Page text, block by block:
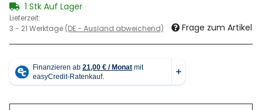
1 Stk Auf Lager
Lieferzeit:
3 - 21 Werktage (DE - Ausland abweichend) Frage zum Artikel